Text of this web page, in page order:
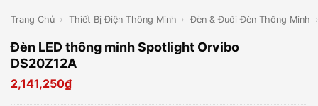
Trang Chủ › Thiết Bị Điện Thông Minh › Đèn & Đuôi Đèn Thông Minh
Đèn LED thông minh Spotlight Orvibo
DS20Z12A
2,141,250₫